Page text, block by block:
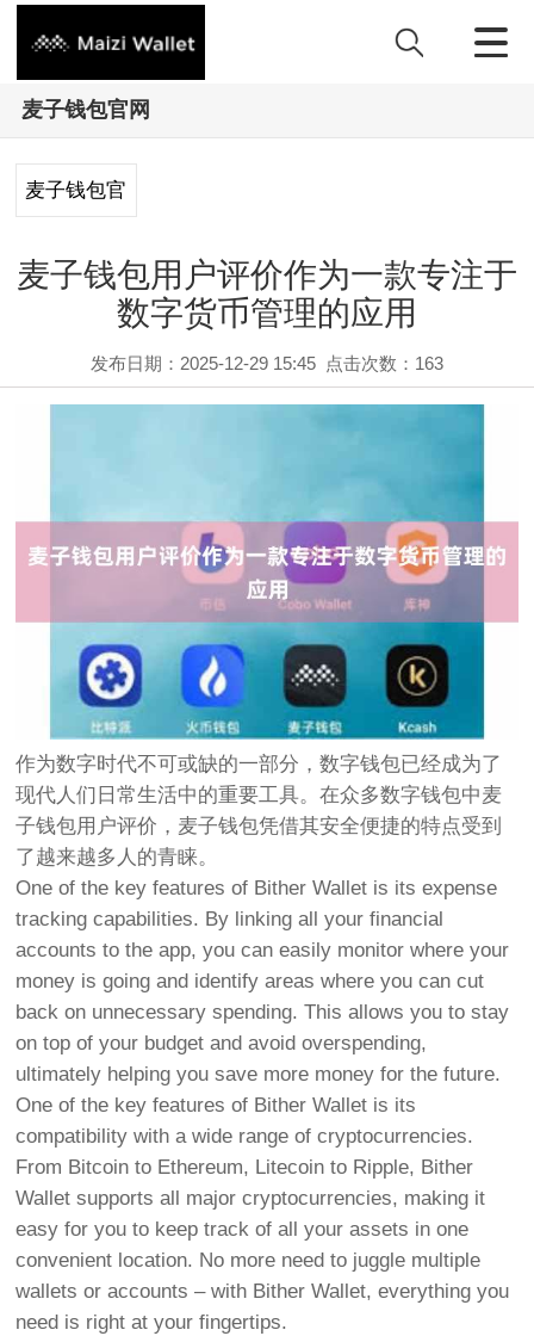
麦子钱包官网
麦子钱包官
麦子钱包用户评价作为一款专注于
数字货币管理的应用
发布日期：2025-12-29 15:45 点击次数： 163
作为数字时代不可或缺的一部分，数字钱包已经成为了
现代人们日常生活中的重要工具。在众多数字钱包中麦
子钱包用户评价，麦子钱包凭借其安全便捷的特点受到
了越来越多人的青睐。
One of the key features of Bither Wallet is its expense
tracking capabilities. By linking all your financial
accounts to the app, you can easily monitor where your
money is going and identify areas where you can cut
back on unnecessary spending. This allows you to stay
on top of your budget and avoid overspending,
ultimately helping you save more money for the future.
One of the key features of Bither Wallet is its
compatibility with a wide range of cryptocurrencies.
From Bitcoin to Ethereum, Litecoin to Ripple, Bither
Wallet supports all major cryptocurrencies, making it
easy for you to keep track of all your assets in one
convenient location. No more need to juggle multiple
wallets or accounts – with Bither Wallet, everything you
need is right at your fingertips.